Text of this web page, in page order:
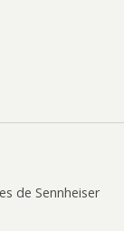
de Sennheiser